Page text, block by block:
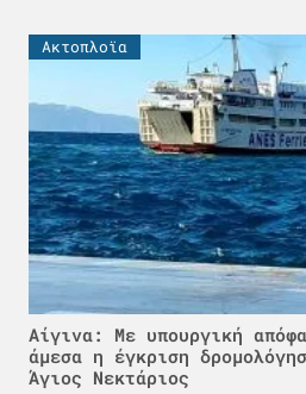
Ακτοπλοϊα
Αίγινα: Με υπουργική
άμεσα η έγκριση
Άγιος Νεκτάριος